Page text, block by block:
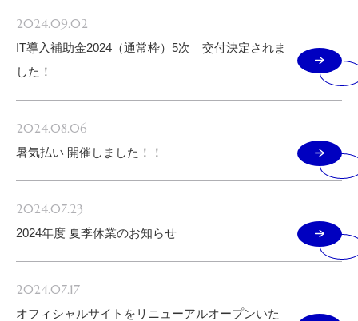
2024.09.02
IT導入補助金2024（通常枠）5次 交付決定されま
した！
2024.08.06
暑気払い 開催しました！！
2024.07.23
2024年度 夏季休業のお知らせ
2024.07.17
オフィシャルサイトをリニューアルオープンいた